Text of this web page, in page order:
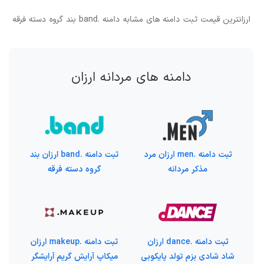
ارزانترین قیمت ثبت دامنه های مشابه دامنه .band بند گروه دسته فرقه
دامنه های مردانه ارزان
ثبت دامنه .men ارزان مرد
مذکر مردانه
ثبت دامنه .band ارزان بند
گروه دسته فرقه
ثبت دامنه .dance ارزان
شاد شادی بزم تولد پایکوبی
ثبت دامنه .makeup ارزان
میکاپ آرایش گریم آرایشگر